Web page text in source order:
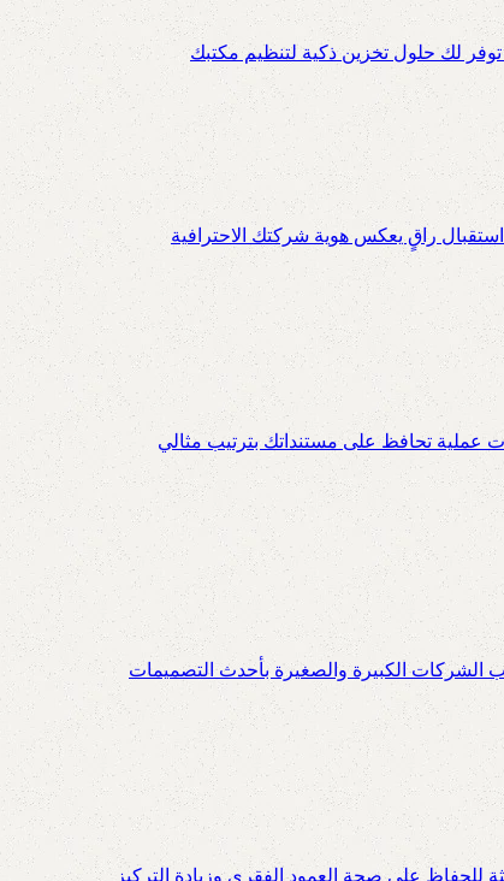
لك حلول تخزين ذكية لتنظيم مكتبك
استقبال راقٍ يعكس هوية شركتك الاحترافية
عملية تحافظ على مستنداتك بترتيب مثالي
الشركات الكبيرة والصغيرة بأحدث التصميمات
للحفاظ على صحة العمود الفقري وزيادة التركيز